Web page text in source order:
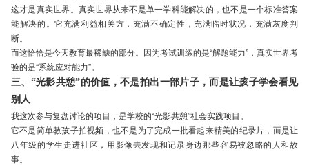
这才是真实世界。真实世界从来不是单一学科能解决的，也不是一个标准答案
能解决的。它充满利益相关方，充满不确定性，充满临时状况，充满灰度判
断。
而这恰恰是今天教育最稀缺的部分。因为考试训练的是“解题能力”，真实世界考
验的是“系统应对能力”。
三、“光影共憩”的价值，不是拍出一部片子，而是让孩子学会看见
别人
我这次参与复盘讨论的项目，是学校的“光影共憩”社会实践项目。
它不是简单教孩子拍视频，也不是为了完成一批看起来精美的纪录片，而是让
八年级的学生走进社区，用影像去发现和记录身边那些容易被忽略的人和故
事。